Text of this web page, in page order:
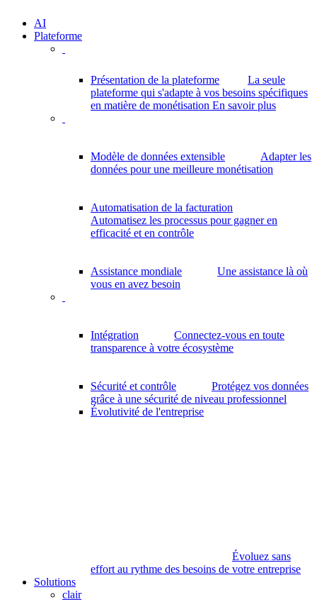
AI
Plateforme
Présentation de la plateforme
La seule
plateforme qui s'adapte à vos besoins spécifiques
en matière de monétisation En savoir plus
Modèle de données extensible
Adapter les
données pour une meilleure monétisation
Automatisation de la facturation
Automatisez les processus pour gagner en
efficacité et en contrôle
Assistance mondiale
Une assistance là où
vous en avez besoin
Intégration
Connectez-vous en toute
transparence à votre écosystème
Sécurité et contrôle
Protégez vos données
grâce à une sécurité de niveau professionnel
Évolutivité de l'entreprise
Évoluez sans
effort au rythme des besoins de votre entreprise
Solutions
clair